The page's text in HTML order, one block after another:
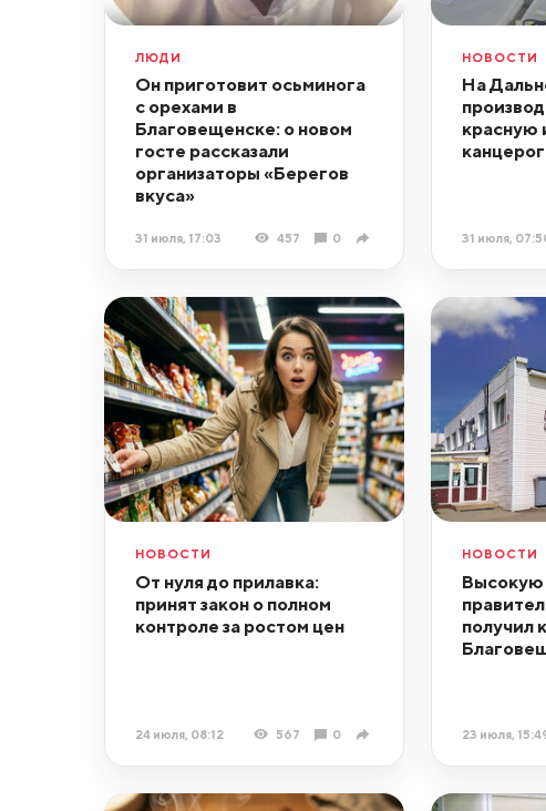
ЛЮДИ
Он приготовит осьминога
с орехами в
Благовещенске: о новом
госте рассказали
организаторы «Берегов
вкуса»
31 июля, 17:03 457 0
НОВОСТИ
На
красную
31 июля,
НОВОСТИ
От нуля до прилавка:
принят закон о полном
контроле за ростом цен
24 июля, 08:12 567 0
НОВОСТИ
Высокую
получил
23 июля,